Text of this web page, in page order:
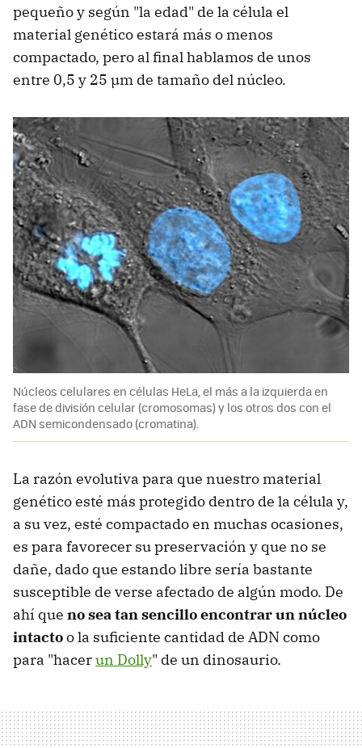
pequeño y según "la edad" de la célula el
material genético estará más o menos
compactado, pero al final hablamos de unos
entre 0,5 y 25 µm de tamaño del núcleo.
Núcleos celulares en células HeLa, el más a la izquierda en
fase de división celular (cromosomas) y los otros dos con el
ADN semicondensado (cromatina).
La razón evolutiva para que nuestro material
genético esté más protegido dentro de la célula y,
a su vez, esté compactado en muchas ocasiones,
es para favorecer su preservación y que no se
dañe, dado que estando libre sería bastante
susceptible de verse afectado de algún modo. De
ahí que no sea tan sencillo encontrar un núcleo
intactoo la suficiente cantidad de ADN como
para "hacerun Dolly" de un dinosaurio.